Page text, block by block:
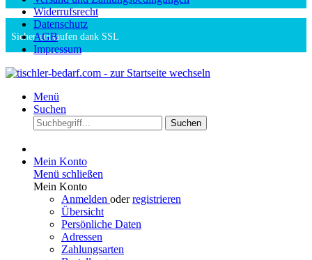
Sicher einkaufen dank SSL
Widerrufsrecht
Datenschutz
AGB
Impressum
Menü
Suchen
Suchen
Mein Konto
Menü schließen
Mein Konto
Anmelden oderregistrieren
Übersicht
Persönliche Daten
Adressen
Zahlungsarten